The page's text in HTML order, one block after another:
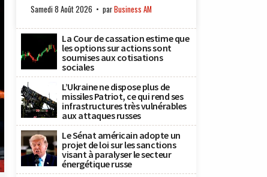
Samedi 8 Août 2026 parBusiness AM
La Cour de cassation estime que
les options sur actions sont
soumises aux cotisations
sociales
L’Ukraine ne dispose plus de
missiles Patriot, ce qui rend ses
infrastructures très vulnérables
aux attaques russes
Le Sénat américain adopte un
projet de loi sur les sanctions
visant à paralyser le secteur
énergétique russe